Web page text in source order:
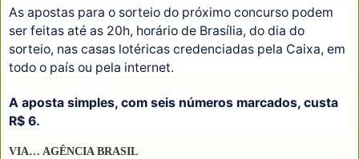
As apostas para o sorteio do próximo concurso podem
ser feitas até as 20h, horário de Brasília, do dia do
sorteio, nas casas lotéricas credenciadas pela Caixa, em
todo o país ou pela internet.
A aposta simples, com seis números marcados, custa
R$ 6.
VIA… AGÊNCIA BRASIL